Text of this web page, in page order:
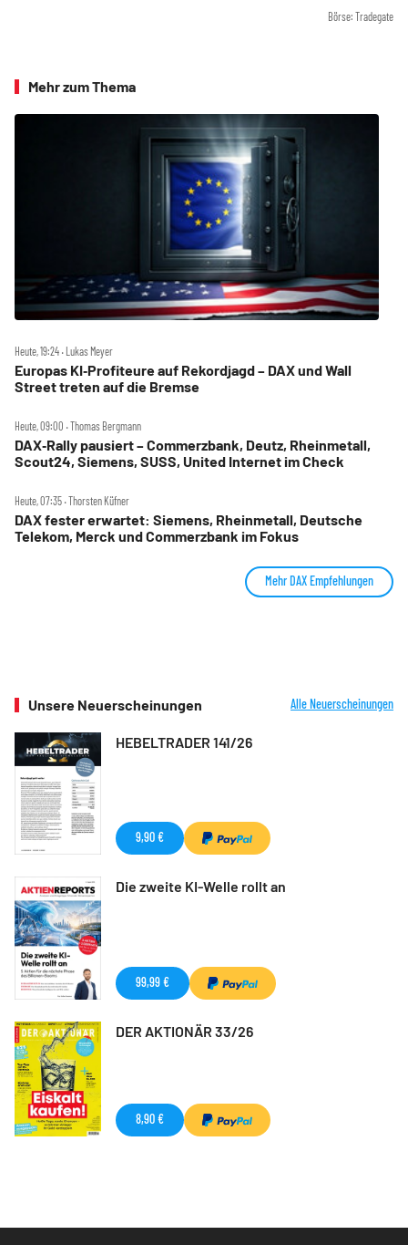
Börse: Tradegate
Mehr zum Thema
Heute, 19:24 ‧ Lukas Meyer
Europas KI‑Profiteure auf Rekordjagd – DAX und Wall
Street treten auf die Bremse
Heute, 09:00 ‧ Thomas Bergmann
DAX‑Rally pausiert – Commerzbank, Deutz, Rheinmetall,
Scout24, Siemens, SUSS, United Internet im Check
Heute, 07:35 ‧ Thorsten Küfner
DAX fester erwartet: Siemens, Rheinmetall, Deutsche
Telekom, Merck und Commerzbank im Fokus
Mehr DAX Empfehlungen
Unsere Neuerscheinungen Alle Neuerscheinungen
HEBELTRADER 141/26
9,90 €
Die zweite KI-Welle rollt an
99,99 €
DER AKTIONÄR 33/26
8,90 €